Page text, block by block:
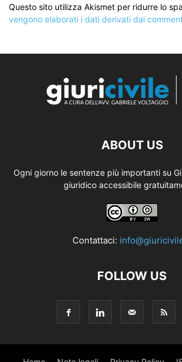
Questo sito utilizza Akismet per ridurre lo
vengono elaborati i dati derivati dai
ABOUT US
Ogni giorno le sentenze più importanti su
giuridico accessibile
Contattaci:
FOLLOW US